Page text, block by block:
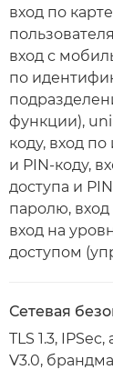
вход по
вход с
по
функции),
коду, вход
и PIN-коду,
доступа и
паролю,
вход на
доступом
Сетевая
TLS 1.3,
V3.0,